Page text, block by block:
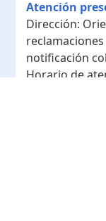
Atención
Dirección:
notificación
Horario de